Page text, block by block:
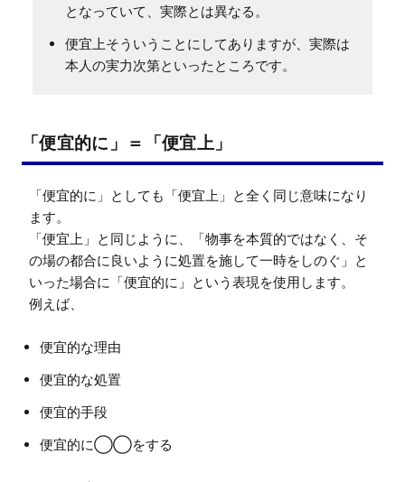
となっていて、実際とは異なる。
便宜上そういうことにしてありますが、実際は
本人の実力次第といったところです。
「便宜的に」＝「便宜上」
「便宜的に」としても「便宜上」と全く同じ意味になり
ます。
「便宜上」と同じように、「物事を本質的ではなく、そ
の場の都合に良いように処置を施して一時をしのぐ」と
いった場合に「便宜的に」という表現を使用します。
便宜的な理由
便宜的な処置
便宜的手段
便宜的に◯◯をする